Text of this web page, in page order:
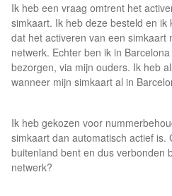
Ik heb een vraag omtrent het
simkaart. Ik heb deze besteld en
dat het activeren van een simkaart
netwerk. Echter ben ik in
bezorgen, via mijn ouders. Ik heb
wanneer mijn simkaart al in
Ik heb gekozen voor
simkaart dan automatisch actief
buitenland bent en dus verbonden
netwerk?